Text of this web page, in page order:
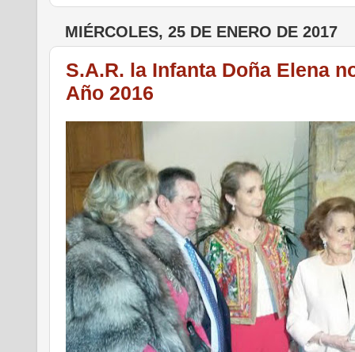
MIÉRCOLES, 25 DE ENERO DE 2017
S.A.R. la Infanta Doña Elena
Año 2016